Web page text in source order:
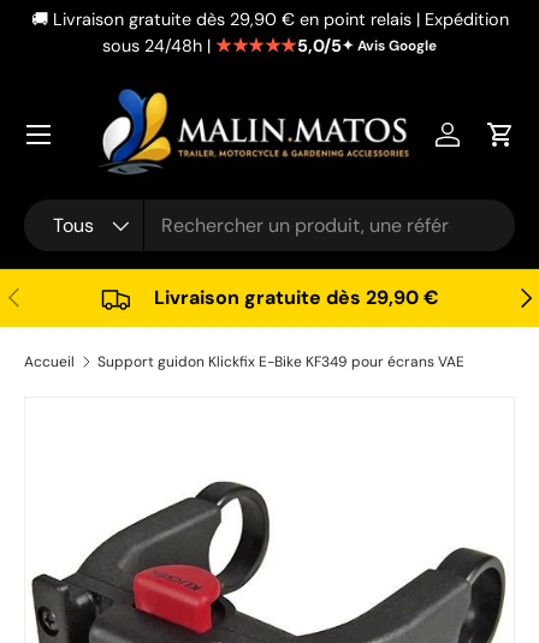
Aller au contenu
🚚 Livraison gratuite dès 29,90 € en point relais | Expédition
sous 24/48h | ★★★★★5,0/5✦ Avis Google
Recherche
Type de produit
Tous
Se
Précédent Livraison gratuite dès 29,90 €
Accueil Support guidon Klickfix E-Bike KF349 pour écrans VAE